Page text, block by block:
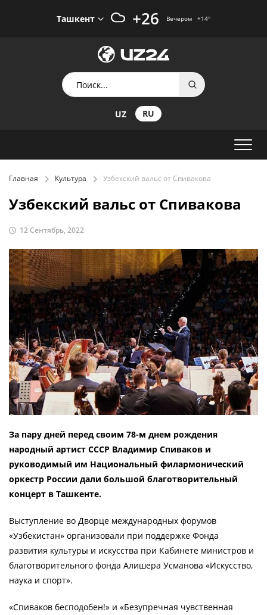
Ташкент +26 Вечером +14°
UZ RU
Главная Культура Узбекский вальс от Спивакова
Узбекский вальс от Спивакова
12 Сентябрь, 2022
За пару дней перед своим 78-м днем рождения
народный артист СССР Владимир Спиваков и
руководимый им Национальный филармонический
оркестр России дали большой благотворительный
концерт в Ташкенте.
Выступление во Дворце международных форумов
«Узбекистан» организовали при поддержке Фонда
развития культуры и искусства при Кабинете министров и
благотворительного фонда Алишера Усманова «Искусство,
наука и спорт».
«Спиваков бесподобен!» и «Безупречная чувственная